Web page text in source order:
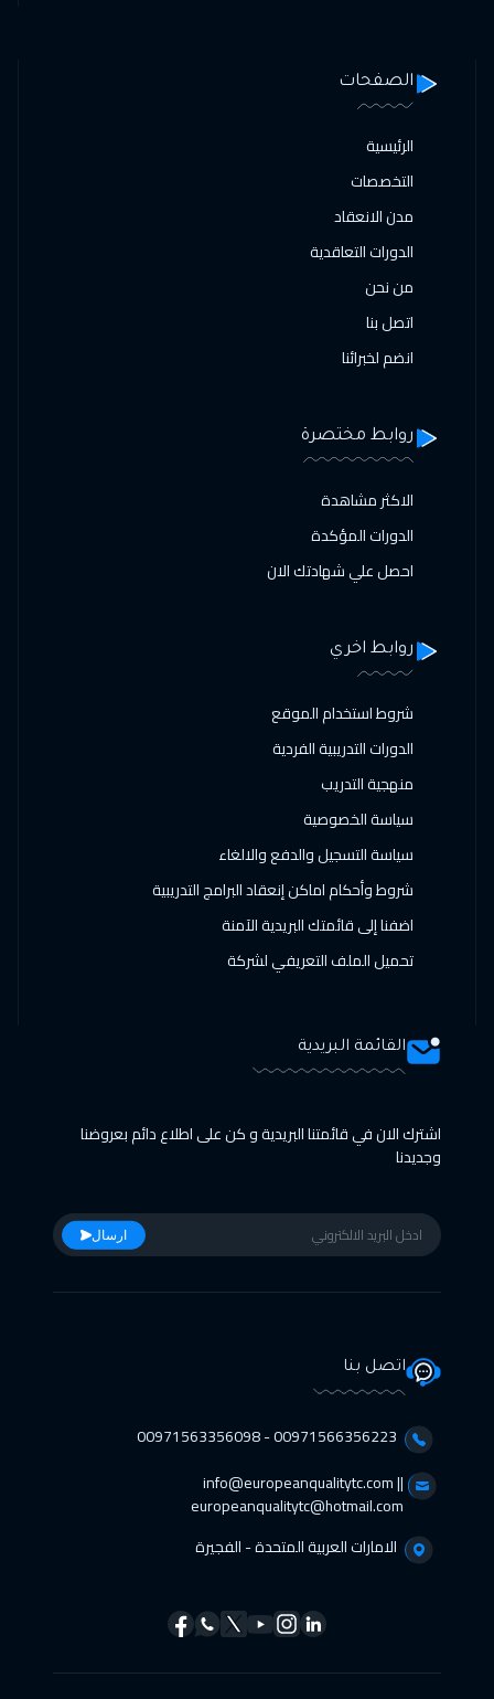
الصفحات
الرئيسية
التخصصات
مدن الانعقاد
الدورات التعاقدية
من نحن
اتصل بنا
انضم لخبرائنا
روابط مختصرة
الاكثر مشاهدة
الدورات المؤكدة
احصل علي شهادتك الان
روابط اخري
شروط استخدام الموقع
الدورات التدريبية الفردية
منهجية التدريب
سياسة الخصوصية
سياسة التسجيل والدفع والالغاء
شروط وأحكام اماكن إنعقاد البرامج التدريبية
اضفنا إلى قائمتك البريدية الآمنة
تحميل الملف التعريفي لشركة
القائمة البريدية
اشترك الان في قائمتنا البريدية و كن على اطلاع دائم بعروضنا
وجديدنا
ارسال
اتصل بنا
00971566356223 - 00971563356098⁩
info@europeanqualitytc.com ||
europeanqualitytc@hotmail.com
الامارات العربية المتحدة - الفجيرة